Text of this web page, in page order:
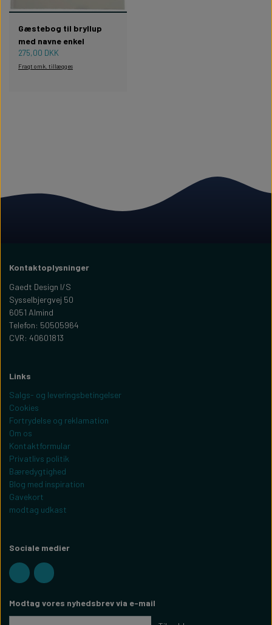
Gæstebog til bryllup
med navne enkel
275,00 DKK
Fragt omk. tillægges
Kontaktoplysninger
Gaedt Design I/S
Sysselbjergvej 50
6051 Almind
Telefon: 50505964
CVR: 40601813
Links
Salgs- og leveringsbetingelser
Cookies
Fortrydelse og reklamation
Om os
Kontaktformular
Privatlivs politik
Bæredygtighed
Blog med inspiration
Gavekort
modtag udkast
Sociale medier
Modtag vores nyhedsbrev via e-mail